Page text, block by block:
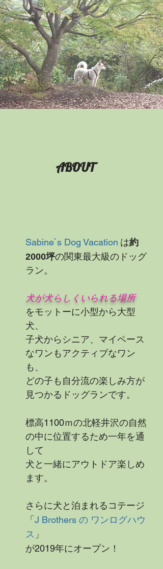
ABOUT
Sabine`s Dog Vacation は約
2000坪の関東最大級のドッグ
ラン。
犬が犬らしくいられる場所
をモットーに​小型から大型
犬、
子犬からシニア、マイペース
なワンもアクティブなワン
も、
どの子も自分流の楽しみ方が
見つかるドッグランです。
標高1100ｍの北軽井沢の自然
の中に位置するため一年を通
して
犬と一緒にアウトドア楽しめ
ます。
さらに犬と泊まれるコテージ
「J Brothers の ワンログハウ
ス 」
が2019年にオープン！